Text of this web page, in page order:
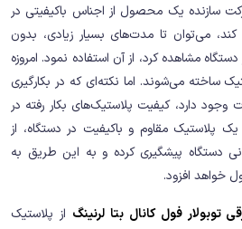
سازنده یک محصول از اجناس باکیفیتی در
می‌توان تا مدت‌های بسیار زیادی، بدون
مشاهده کرد، از آن استفاده نمود. امروزه
ساخته می‌شوند. اما نکته‌ای که در بکارگیری
دارد، کیفیت پلاستیک‌های بکار رفته در
پلاستیک مقاوم و باکیفیت در دستگاه، از
دستگاه پیشگیری کرده و به این طریق به
خواهد افزود.
توبولار فول کانال بتا لرنینگ از پلاستیک